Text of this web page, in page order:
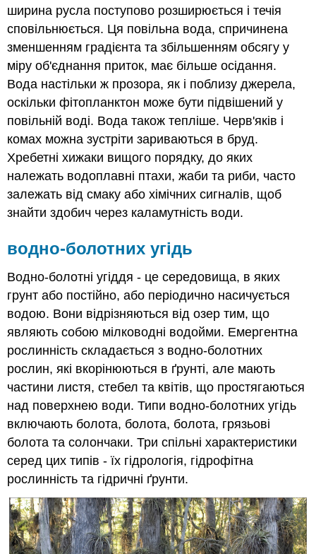
ширина русла поступово розширюється і течія
сповільнюється. Ця повільна вода, спричинена
зменшенням градієнта та збільшенням обсягу у
міру об'єднання приток, має більше осідання.
Вода настільки ж прозора, як і поблизу джерела,
оскільки фітопланктон може бути підвішений у
повільній воді. Вода також тепліше. Черв'яків і
комах можна зустріти зариваються в бруд.
Хребетні хижаки вищого порядку, до яких
належать водоплавні птахи, жаби та риби, часто
залежать від смаку або хімічних сигналів, щоб
знайти здобич через каламутність води.
водно-болотних угідь
Водно-болотні угіддя - це середовища, в яких
грунт або постійно, або періодично насичується
водою. Вони відрізняються від озер тим, що
являють собою мілководні водойми. Емергентна
рослинність складається з водно-болотних
рослин, які вкорінюються в ґрунті, але мають
частини листя, стебел та квітів, що простягаються
над поверхнею води. Типи водно-болотних угідь
включають болота, болота, болота, грязьові
болота та солончаки. Три спільні характеристики
серед цих типів - їх гідрологія, гідрофітна
рослинність та гідричні ґрунти.